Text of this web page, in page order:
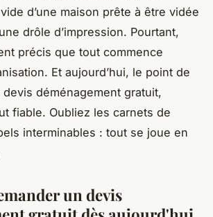
d’une maison prête à être vidée
drôle d’impression. Pourtant,
précis que tout commence
Et aujourd’hui, le point de
devis déménagement gratuit,
fiable. Oubliez les carnets de
interminables : tout se joue en
un devis